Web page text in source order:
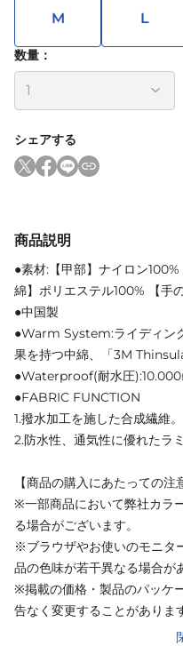
M L
数量：
シェアする
商品説明
●素材:【甲部】ナイロン
綿】ポリエステル100% 【手
●中国製
●Warm System:ライディン
果を持つ中綿、「3M
●Waterproof(耐水圧
●FABRIC FUNCTION
1.撥水加工を施した合成繊維。
2.防水性、通気性に優れたラ
【商品の購入にあたっての注
※一部商品において弊社カラ
る場合がございます。
※ブラウザやお使いのモニタ
品の色味が若干異なる場合が
※掲載の価格・製品のパッケ
告なく変更することがありま